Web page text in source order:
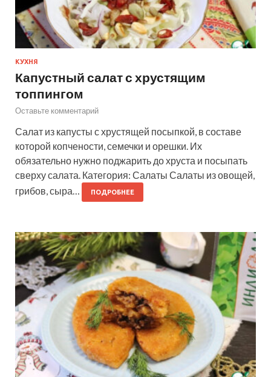
КУХНЯ
Капустный салат с хрустящим
топпингом
Оставьте комментарий
Салат из капусты с хрустящей посыпкой, в составе
которой копчености, семечки и орешки. Их
обязательно нужно поджарить до хруста и посыпать
сверху салата. Категория: Салаты Салаты из овощей,
грибов, сыра…
ПОДРОБНЕЕ